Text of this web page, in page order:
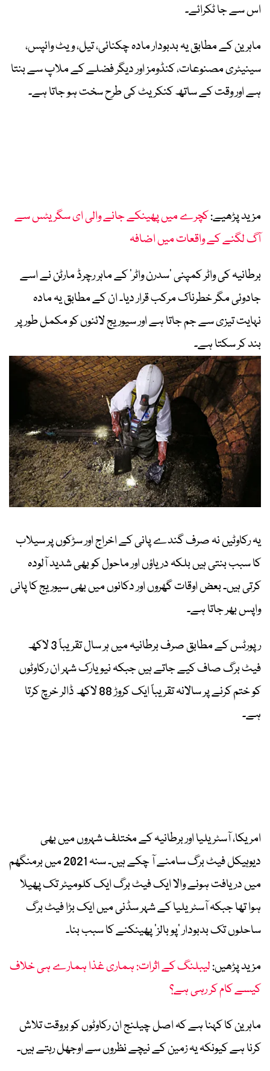
اس سے جا ٹکرائے۔
ماہرین کے مطابق یہ بدبودار مادہ چکنائی، تیل، ویٹ وائپس،
سینیٹری مصنوعات، کنڈومز اور دیگر فضلے کے ملاپ سے بنتا
ہے اور وقت کے ساتھ کنکریٹ کی طرح سخت ہو جاتا ہے۔
مزید پڑھیے:کچرے میں پھینکے جانے والی ای سگریٹس سے
آگ لگنے کے واقعات میں اضافہ
برطانیہ کی واٹر کمپنی ’سدرن واٹر‘ کے ماہر رچرڈ مارٹن نے اسے
جادوئی مگر خطرناک مرکب قرار دیا۔ ان کے مطابق یہ مادہ
نہایت تیزی سے جم جاتا ہے اور سیوریج لائنوں کو مکمل طور پر
بند کر سکتا ہے۔
یہ رکاوٹیں نہ صرف گندے پانی کے اخراج اور سڑکوں پر سیلاب
کا سبب بنتی ہیں بلکہ دریاؤں اور ماحول کو بھی شدید آلودہ
کرتی ہیں۔ بعض اوقات گھروں اور دکانوں میں بھی سیوریج کا پانی
واپس بھر جاتا ہے۔
رپورٹس کے مطابق صرف برطانیہ میں ہر سال تقریباً 3 لاکھ
فیٹ برگ صاف کیے جاتے ہیں جبکہ نیویارک شہر ان رکاوٹوں
کو ختم کرنے پر سالانہ تقریباً ایک کروڑ 88 لاکھ ڈالر خرچ کرتا
ہے۔
امریکا، آسٹریلیا اور برطانیہ کے مختلف شہروں میں بھی
دیوہیکل فیٹ برگ سامنے آ چکے ہیں۔ سنہ 2021 میں برمنگھم
میں دریافت ہونے والا ایک فیٹ برگ ایک کلومیٹر تک پھیلا
ہوا تھا جبکہ آسٹریلیا کے شہر سڈنی میں ایک بڑا فیٹ برگ
ساحلوں تک بدبودار ’پو بالز‘ پھینکنے کا سبب بنا۔
مزید پڑھیں:لیبلنگ کے اثرات: ہماری غذا ہمارے ہی خلاف
کیسے کام کر رہی ہے؟
ماہرین کا کہنا ہے کہ اصل چیلنج ان رکاوٹوں کو بروقت تلاش
کرنا ہے کیونکہ یہ زمین کے نیچے نظروں سے اوجھل رہتے ہیں۔